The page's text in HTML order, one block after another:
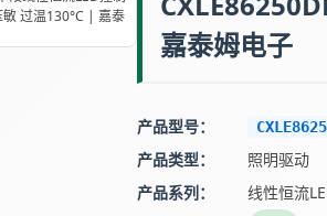
嘉泰姆电子
产品型号：
产品类型：
照明驱动
产品系列：
线性恒流